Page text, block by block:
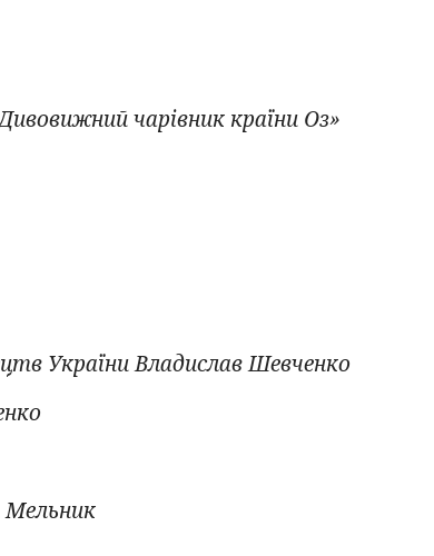
чарівник країни Оз»
України Владислав Шевченко